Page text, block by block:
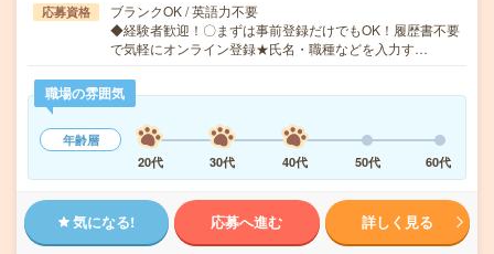
応募資格
ブランクOK / 英語力不要
◆経験者歓迎！〇まずは事前登録だけでもOK！履歴書不要
で気軽にオンライン登録★氏名・職種などを入力す…
職場の雰囲気
年齢層
20代
30代 40代 50代 60代
気になる! 応募へ進む 詳しく見る